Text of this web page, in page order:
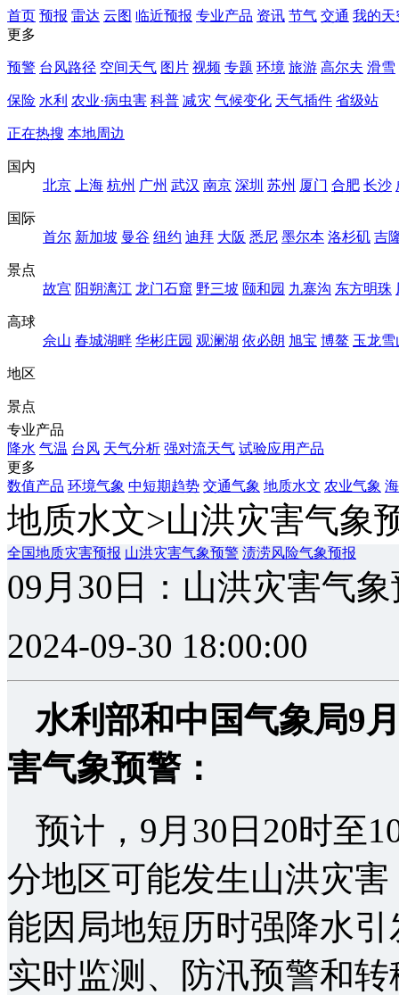
首页 预报 雷达 云图 临近预报 专业产品 资讯 节气 交通 我的天
更多
预警 台风路径 空间天气 图片 视频 专题 环境 旅游 高尔夫 滑雪
保险 水利 农业·病虫害 科普 减灾 气候变化 天气插件 省级站
正在热搜 本地周边
国内
北京
上海 杭州 广州 武汉 南京 深圳 苏州 厦门 合肥 长沙
国际
首尔 新加坡 曼谷 纽约 迪拜 大阪 悉尼 墨尔本 洛杉矶 吉
景点
故宫 阳朔漓江 龙门石窟 野三坡 颐和园 九寨沟 东方明珠
高球
佘山 春城湖畔 华彬庄园 观澜湖 依必朗 旭宝 博鳌 玉龙雪
地区
景点
专业产品
降水 气温 台风 天气分析 强对流天气 试验应用产品
更多
数值产品 环境气象 中短期趋势 交通气象 地质水文 农业气象
地质水文>山洪灾害气象
全国地质灾害预报 山洪灾害气象预警 渍涝风险气象预报
09月30日：山洪灾害气
2024-09-30 18:00:00
水利部和中国气象局9
害气象预警：
预计，9月30日20时至
分地区可能发生山洪灾
能因局地短历时强降水
实时监测、防汛预警和